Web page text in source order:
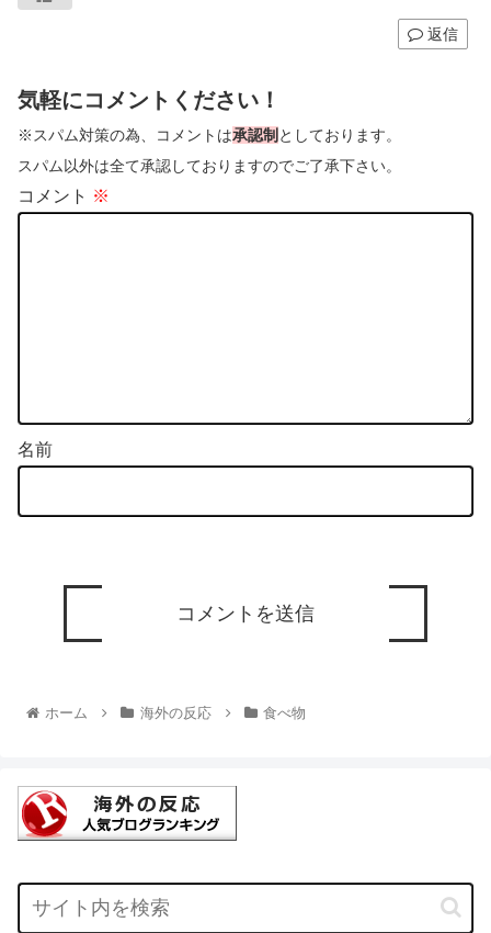
返信
気軽にコメントください！
※スパム対策の為、コメントは承認制 としております。
スパム以外は全て承認しておりますのでご了承下さい。
コメント ※
名前
ホーム 海外の反応 食べ物